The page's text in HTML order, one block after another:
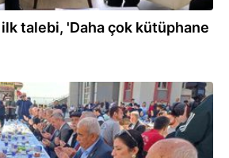
ilk talebi, 'Daha çok kütüphane